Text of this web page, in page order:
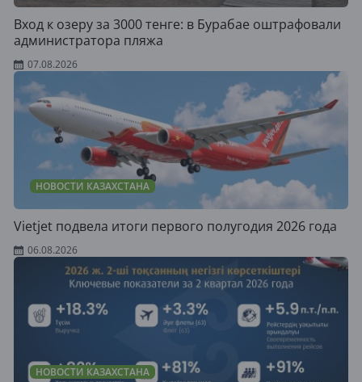
Вход к озеру за 3000 тенге: в Бурабае оштрафовали
администратора пляжа
07.08.2026
НОВОСТИ КАЗАХСТАНА
Vietjet подвела итоги первого полугодия 2026 года
06.08.2026
НОВОСТИ КАЗАХСТАНА